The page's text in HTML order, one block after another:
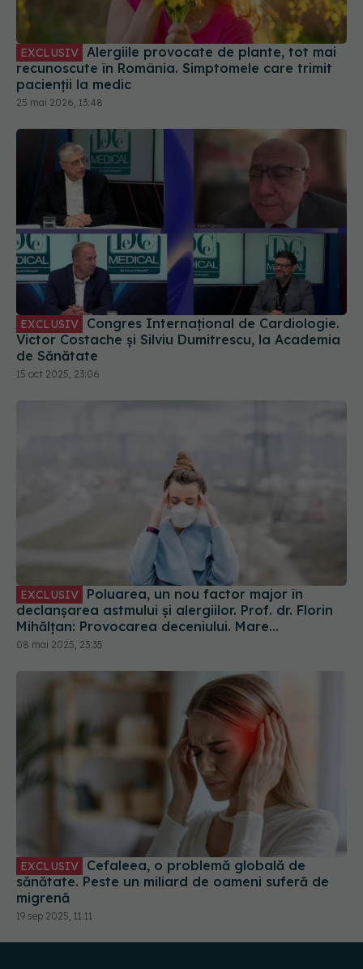
EXCLUSIV
recunoscute în România. Simptomele care trimit
pacienții la medic
25 mai 2026, 13:48
EXCLUSIV
Victor Costache și Silviu Dumitrescu, la Academia
de Sănătate
15 oct 2025, 23:06
EXCLUSIV
declanșarea astmului și alergiilor. Prof. dr. Florin
Mihălțan: Provocarea deceniului. Mare
amenințare
08 mai 2025, 23:35
EXCLUSIV
sănătate. Peste un miliard de oameni suferă de
migrenă
19 sep 2025, 11:11